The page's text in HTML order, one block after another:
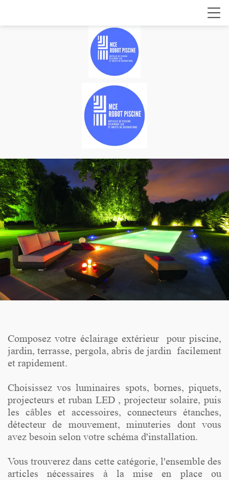
Composez votre éclairage extérieur pour piscine,
jardin, terrasse, pergola, abris de jardin facilement
et rapidement.
Choisissez vos luminaires spots, bornes, piquets,
projecteurs et ruban LED , projecteur solaire, puis
les câbles et accessoires, connecteurs étanches,
détecteur de mouvement, minuteries dont vous
avez besoin selon votre schéma d'installation.
Vous trouverez dans cette catégorie, l'ensemble des
articles nécessaires à la mise en place ou